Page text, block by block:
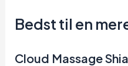
Bedst til en
Cloud Massage